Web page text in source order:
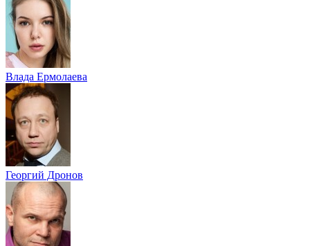
Влада Ермолаева
Георгий Дронов